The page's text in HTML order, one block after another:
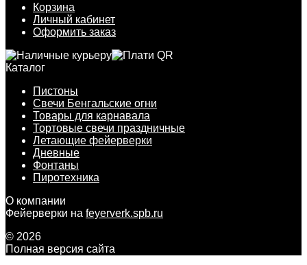
Корзина
Личный кабинет
Оформить заказ
Каталог
Пистоны
Свечи Бенгальские огни
Товары для карнавала
Тортовые свечи праздничные
Летающие фейерверки
Дневные
Фонтаны
Пиротехника
О компании
Фейерверки на feyerverk.spb.ru
© 2026
Полная версия сайта